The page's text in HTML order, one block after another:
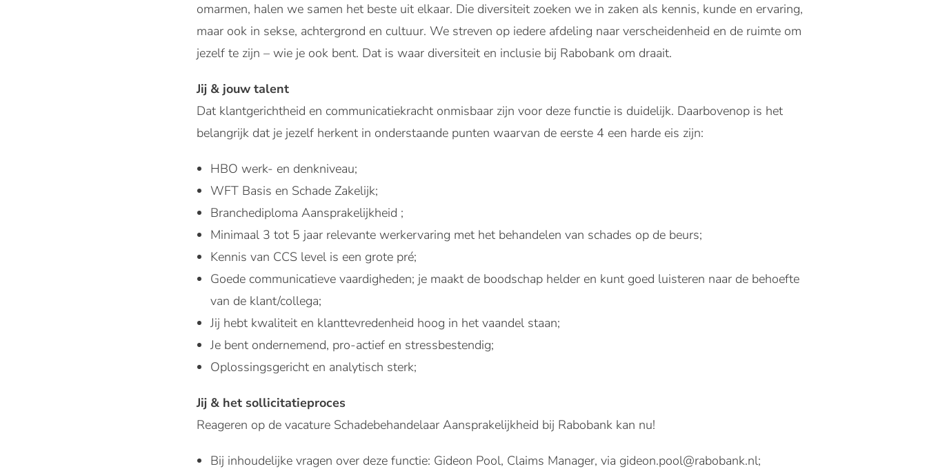
omarmen, halen we samen het beste uit elkaar. Die diversiteit zoeken we in zaken als kennis, kunde en ervaring,
maar ook in sekse, achtergrond en cultuur. We streven op iedere afdeling naar verscheidenheid en de ruimte om
jezelf te zijn – wie je ook bent. Dat is waar diversiteit en inclusie bij Rabobank om draait.
Jij & jouw talent
Dat klantgerichtheid en communicatiekracht onmisbaar zijn voor deze functie is duidelijk. Daarbovenop is het
belangrijk dat je jezelf herkent in onderstaande punten waarvan de eerste 4 een harde eis zijn:
HBO werk- en denkniveau;
WFT Basis en Schade Zakelijk;
Branchediploma Aansprakelijkheid ;
Minimaal 3 tot 5 jaar relevante werkervaring met het behandelen van schades op de beurs;
Kennis van CCS level is een grote pré;
Goede communicatieve vaardigheden; je maakt de boodschap helder en kunt goed luisteren naar de behoefte
van de klant/collega;
Jij hebt kwaliteit en klanttevredenheid hoog in het vaandel staan;
Je bent ondernemend, pro-actief en stressbestendig;
Oplossingsgericht en analytisch sterk;
Jij & het sollicitatieproces
Reageren op de vacature Schadebehandelaar Aansprakelijkheid bij Rabobank kan nu!
Bij inhoudelijke vragen over deze functie: Gideon Pool, Claims Manager, via gideon.pool@rabobank.nl;